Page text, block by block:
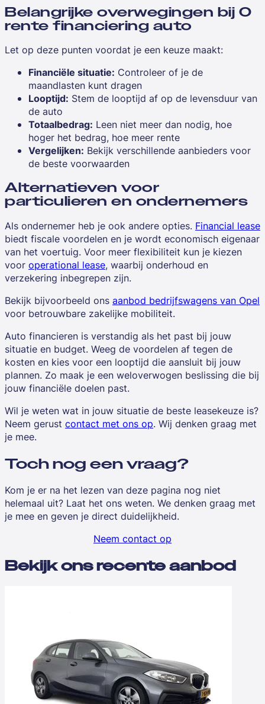
Belangrijke overwegingen bij 0
rente financiering auto
Let op deze punten voordat je een keuze maakt:
Financiële situatie: Controleer of je de
maandlasten kunt dragen
Looptijd: Stem de looptijd af op de levensduur van
de auto
Totaalbedrag: Leen niet meer dan nodig, hoe
hoger het bedrag, hoe meer rente
Vergelijken: Bekijk verschillende aanbieders voor
de beste voorwaarden
Alternatieven voor
particulieren en ondernemers
Als ondernemer heb je ook andere opties. Financial lease
biedt fiscale voordelen en je wordt economisch eigenaar
van het voertuig. Voor meer flexibiliteit kun je kiezen
voor operational lease, waarbij onderhoud en
verzekering inbegrepen zijn.
Bekijk bijvoorbeeld ons aanbod bedrijfswagens van Opel
voor betrouwbare zakelijke mobiliteit.
Auto financieren is verstandig als het past bij jouw
situatie en budget. Weeg de voordelen af tegen de
kosten en kies voor een looptijd die aansluit bij jouw
plannen. Zo maak je een weloverwogen beslissing die bij
jouw financiële doelen past.
Wil je weten wat in jouw situatie de beste leasekeuze is?
Neem gerust contact met ons op. Wij denken graag met
je mee.
Toch nog een vraag?
Kom je er na het lezen van deze pagina nog niet
helemaal uit? Laat het ons weten. We denken graag met
je mee en geven je direct duidelijkheid.
Neem contact op
Bekijk ons recente aanbod